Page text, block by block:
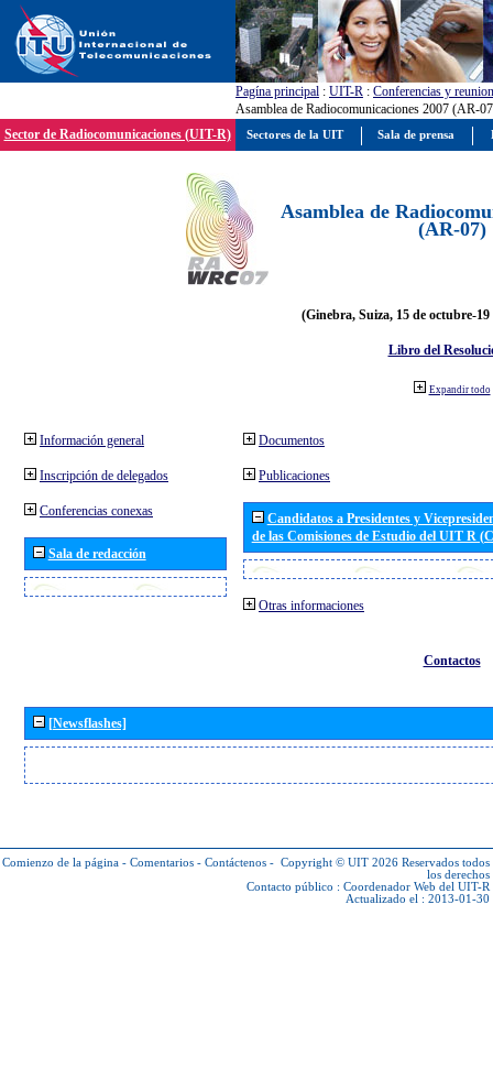
Pagína principal : UIT-R : Conferencias y
Asamblea de Radiocomunicaciones 2007 (AR-
Sector de Radiocomunicaciones (UIT-R)
Asamblea de
(AR-07)
(Ginebra, Suiza, 15 de octubre-19
Libro del
Expandir todo
Información general
Inscripción de delegados
Conferencias conexas
Sala de redacción
Documentos
Publicaciones
Candidatos a Presidentes y
de las Comisiones de Estudio del UIT R
Otras informaciones
Contactos
[Newsflashes]
Comienzo de la página - Comentarios - Contáctenos - Copyright © UIT 2026 Reservados todos
los derechos
Contacto público : Coordenador Web del UIT-R
Actualizado el : 2013-01-30
Sectores de la UIT Sala de prensa